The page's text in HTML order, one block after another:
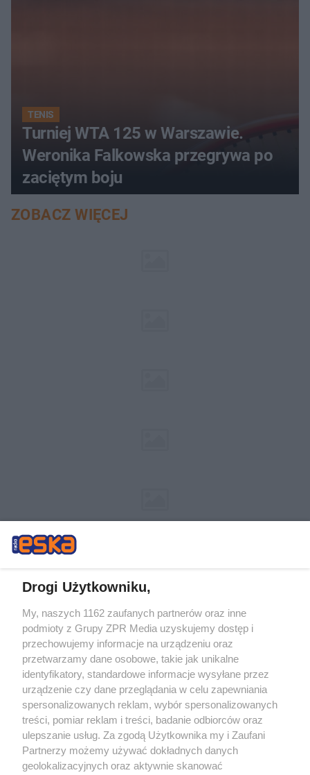
TENIS
Turniej WTA 125 w Warszawie.
Weronika Falkowska przegrywa po
zaciętym boju
ZOBACZ WIĘCEJ
Żaden utwór zamieszczony w serwisie nie może być powielany i
rozpowszechniany lub dalej rozpowszechniany w jakikolwiek sposób (w
tym także elektroniczny lub mechaniczny) na jakimkolwiek polu
eksploatacji w jakiejkolwiek formie, włącznie z umieszczaniem w Internecie
bez pisemnej zgody właściciela praw. Jakiekolwiek użycie lub
wykorzystanie utworów w całości lub w części z naruszeniem prawa, tzn.
bez właściwej zgody, jest zabronione pod groźbą kary i może być ścigane
prawnie.
Drogi Użytkowniku,
My, naszych 1162 zaufanych partnerów oraz inne
podmioty z Grupy ZPR Media uzyskujemy dostęp i
przechowujemy informacje na urządzeniu oraz
przetwarzamy dane osobowe, takie jak unikalne
identyfikatory, standardowe informacje wysyłane przez
urządzenie czy dane przeglądania w celu zapewniania
spersonalizowanych reklam, wybór spersonalizowanych
treści, pomiar reklam i treści, badanie odbiorców oraz
ulepszanie usług. Za zgodą Użytkownika my i Zaufani
Partnerzy możemy używać dokładnych danych
geolokalizacyjnych oraz aktywnie skanować